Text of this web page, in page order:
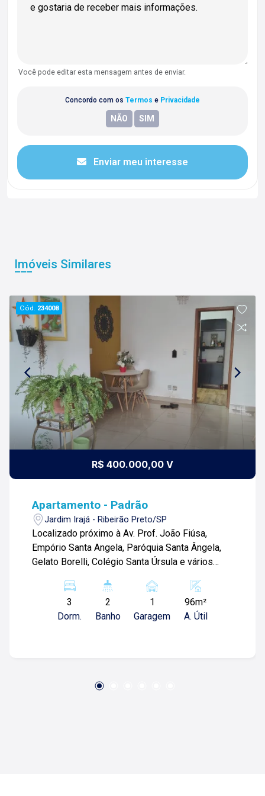
Você pode editar esta mensagem antes de enviar.
Concordo com os Termos e Privacidade
Enviar meu interesse
Imóveis Similares
Cód. 234008
R$ 400.000,00 V
Apartamento - Padrão
Jardim Irajá - Ribeirão Preto/SP
Localizado próximo à Av. Prof. João Fiúsa,
Empório Santa Angela, Paróquia Santa Ângela,
Gelato Borelli, Colégio Santa Úrsula e vários
-03 quartos sendo 1 suíte; -01 banheiro social; -
Sala com sacada; -Cozinha; -Área de serviço; -
Quintal; -Churrasqueira; -01 Vaga de garagem;
construímos laços fortes e indeléveis com
3
Dorm.
2
Banho
1
Garagem
96m²
A. Útil